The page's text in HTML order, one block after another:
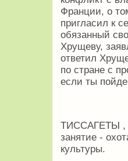
Франции, о
пригласил к
обязанный
Хрущеву,
­ответил
по стране с
если ты
ТИССАГЕТЫ ,
занятие -
культуры.